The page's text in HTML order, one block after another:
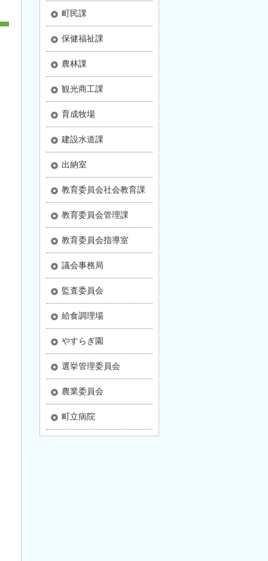
町民課
保健福祉課
農林課
観光商工課
育成牧場
建設水道課
出納室
教育委員会社会教育課
教育委員会管理課
教育委員会指導室
議会事務局
監査委員会
給食調理場
やすらぎ園
選挙管理委員会
農業委員会
町立病院